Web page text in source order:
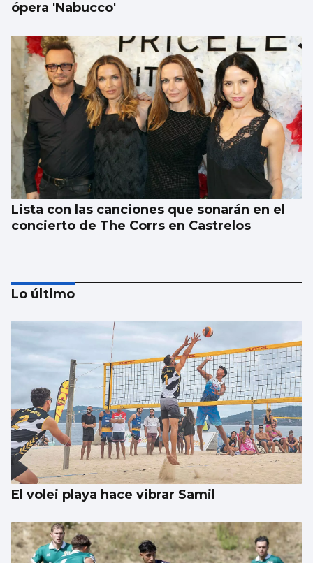
ópera 'Nabucco'
Lista con las canciones que sonarán en el
concierto de The Corrs en Castrelos
Chocolate es el sabor que transporta al
verano
Lo último
El volei playa hace vibrar Samil